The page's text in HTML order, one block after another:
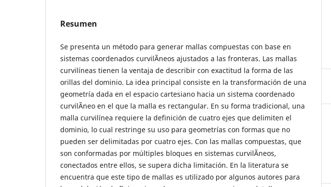
Resumen
Se presenta un método para generar mallas compuestas con base en
sistemas coordenados curvilÃ­neos ajustados a las fronteras. Las mallas
curvilíneas tienen la ventaja de describir con exactitud la forma de las
orillas del dominio. La idea principal consiste en la transformación de una
geometría dada en el espacio cartesiano hacia un sistema coordenado
curvilÃ­neo en el que la malla es rectangular. En su forma tradicional, una
malla curvilínea requiere la definición de cuatro ejes que delimiten el
dominio, lo cual restringe su uso para geometrías con formas que no
pueden ser delimitadas por cuatro ejes. Con las mallas compuestas, que
son conformadas por múltiples bloques en sistemas curvilÃ­neos,
conectados entre ellos, se supera dicha limitación. En la literatura se
encuentra que este tipo de mallas es utilizado por algunos autores para